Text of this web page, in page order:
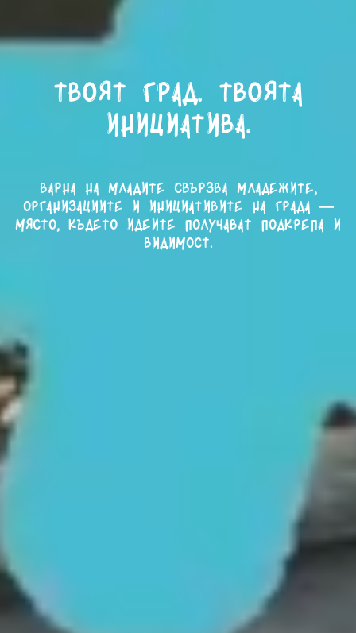
Твоят град. Твоята
инициатива.
Варна на младите свързва младежите,
организациите и инициативите на града —
място, където идеите получават подкрепа и
видимост.